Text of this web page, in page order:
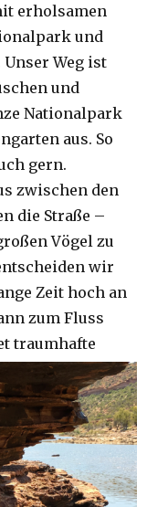
erholsamen
und
Weg ist
und
Nationalpark
aus. So
gern.
zwischen den
die Straße –
Vögel zu
wir
Zeit hoch an
zum Fluss
traumhafte